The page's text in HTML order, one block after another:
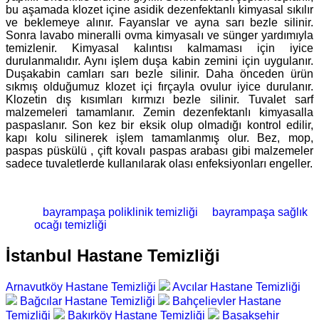
bu aşamada klozet içine asidik dezenfektanlı kimyasal sıkılır
ve beklemeye alınır. Fayanslar ve ayna sarı bezle silinir.
Sonra lavabo mineralli ovma kimyasalı ve sünger yardımıyla
temizlenir. Kimyasal kalıntısı kalmaması için iyice
durulanmalıdır. Aynı işlem duşa kabin zemini için uygulanır.
Duşakabin camları sarı bezle silinir. Daha önceden ürün
sıkmış olduğumuz klozet içi fırçayla ovulur iyice durulanır.
Klozetin dış kısımları kırmızı bezle silinir. Tuvalet sarf
malzemeleri tamamlanır. Zemin dezenfektanlı kimyasalla
paspaslanır. Son kez bir eksik olup olmadığı kontrol edilir,
kapı kolu silinerek işlem tamamlanmış olur. Bez, mop,
paspas püskülü , çift kovalı paspas arabası gibi malzemeler
sadece tuvaletlerde kullanılarak olası enfeksiyonları engeller.
bayrampaşa poliklinik temizliği
bayrampaşa sağlık
ocağı temizliği
İstanbul Hastane Temizliği
Arnavutköy Hastane Temizliği
Avcılar Hastane Temizliği
Bağcılar Hastane Temizliği
Bahçelievler Hastane
Temizliği
Bakırköy Hastane Temizliği Başakşehir